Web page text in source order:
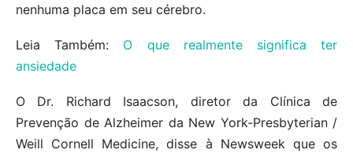
nenhuma placa em seu cérebro.
Leia Também: O que realmente significa ter
ansiedade
O Dr. Richard Isaacson, diretor da Clínica de
Prevenção de Alzheimer da New York-Presbyterian /
Weill Cornell Medicine, disse à Newsweek que os